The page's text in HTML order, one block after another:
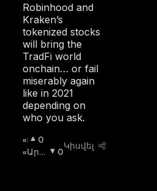
Robinhood and
Kraken’s
tokenized stocks
will bring the
TradFi world
onchain… or fail
miserably again
like in 2021
depending on
who you ask.
«Ց
Լ
0
«Արջ
0
Կիսվել